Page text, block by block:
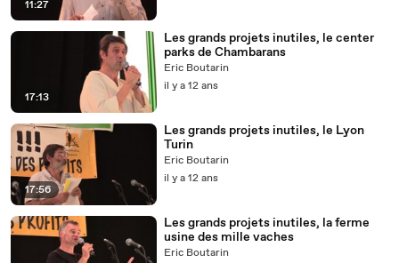
11:27
17:13
Les grands projets inutiles, le center
parks de Chambarans
Eric Boutarin
il y a 12 ans
17:56
Les grands projets inutiles, le Lyon
Turin
Eric Boutarin
il y a 12 ans
Les grands projets inutiles, la ferme
usine des mille vaches
Eric Boutarin